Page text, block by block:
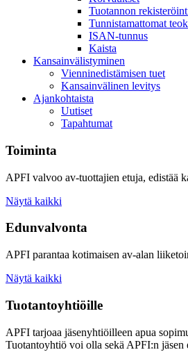
Tuotannon
Tunnistamattomat
ISAN-tunnus
Kaista
Kansainvälistyminen
Vienninedistämisen tuet
Kansainvälinen levitys
Ajankohtaista
Uutiset
Tapahtumat
Toiminta
APFI valvoo av-tuottajien etuja, edistää
Näytä kaikki
Edunvalvonta
APFI parantaa kotimaisen av-alan
Näytä kaikki
Tuotantoyhtiöille
APFI tarjoaa jäsenyhtiöilleen apua
Tuotantoyhtiö voi olla sekä APFI:n jäsen